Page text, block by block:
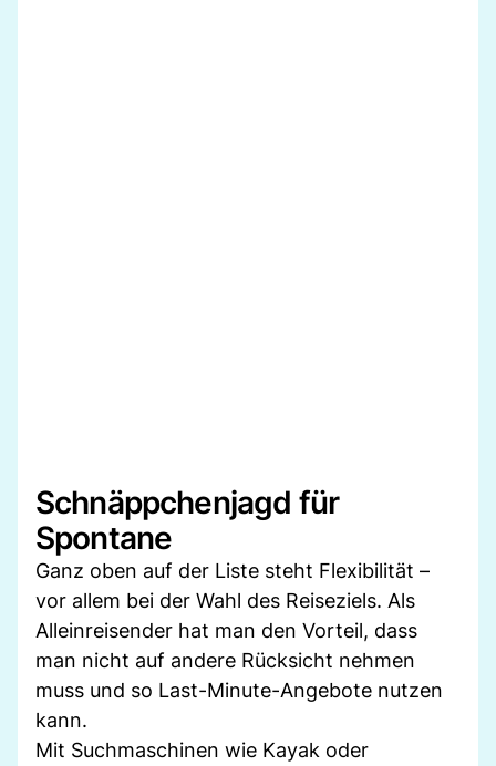
Schnäppchenjagd für
Spontane
Ganz oben auf der Liste steht Flexibilität –
vor allem bei der Wahl des Reiseziels. Als
Alleinreisender hat man den Vorteil, dass
man nicht auf andere Rücksicht nehmen
muss und so Last-Minute-Angebote nutzen
kann.
Mit Suchmaschinen wie Kayak oder